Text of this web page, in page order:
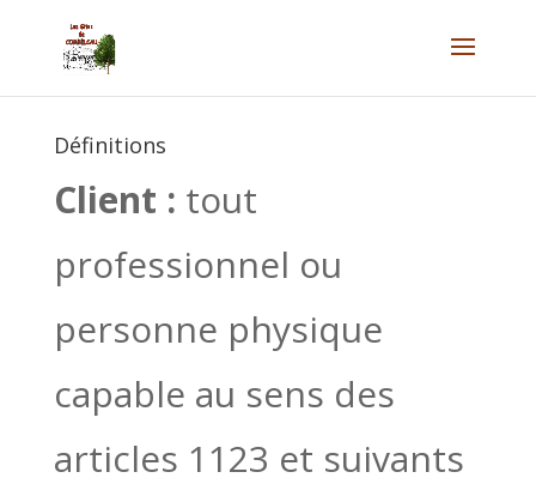
Définitions
Client : tout
professionnel ou
personne physique
capable au sens des
articles 1123 et suivants